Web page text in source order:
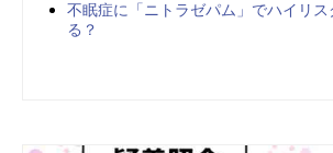
不眠症に「ニトラゼパム」でハイリ
る？